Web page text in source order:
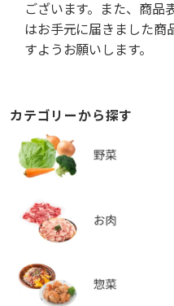
ございます。また、商品
はお手元に届きました商
すようお願いします。
カテゴリーから探す